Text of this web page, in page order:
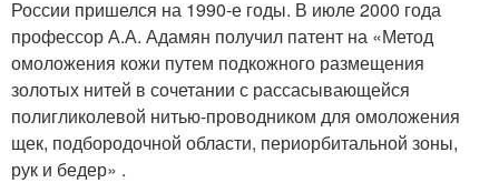
России пришелся на 1990-е годы. В июле 2000 года
профессор А.А. Адамян получил патент на «Метод
омоложения кожи путем подкожного размещения
золотых нитей в сочетании с рассасывающейся
полигликолевой нитью-проводником для омоложения
щек, подбородочной области, периорбитальной зоны,
рук и бедер» .